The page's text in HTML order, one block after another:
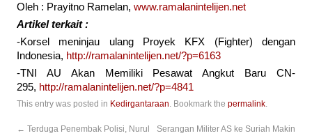
Oleh : Prayitno Ramelan, www.ramalanintelijen.net
Artikel terkait :
-Korsel meninjau ulang Proyek KFX (Fighter) dengan
Indonesia, http://ramalanintelijen.net/?p=6163
-TNI AU Akan Memiliki Pesawat Angkut Baru CN-
295, http://ramalanintelijen.net/?p=4841
This entry was posted in Kedirgantaraan. Bookmark the permalink.
← Terduga Penembak Polisi, Nurul
Serangan Militer AS ke Suriah Makin